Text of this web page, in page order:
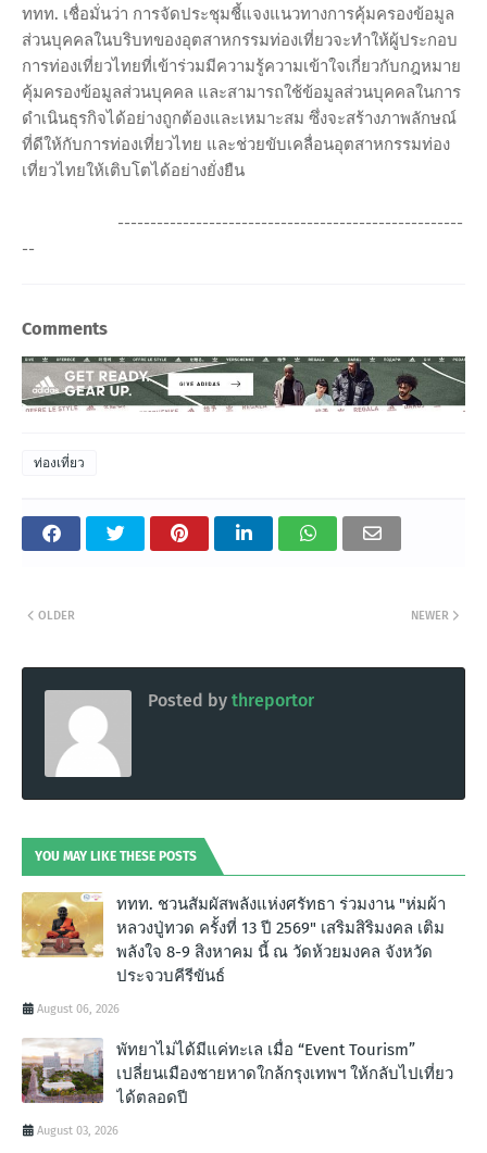
ททท. เชื่อมั่นว่า การจัดประชุมชี้แจงแนวทางการคุ้มครองข้อมูล
ส่วนบุคคลในบริบทของอุตสาหกรรมท่องเที่ยวจะทำให้ผู้ประกอบ
การท่องเที่ยวไทยที่เข้าร่วมมีความรู้ความเข้าใจเกี่ยวกับกฎหมาย
คุ้มครองข้อมูลส่วนบุคคล และสามารถใช้ข้อมูลส่วนบุคคลในการ
ดำเนินธุรกิจได้อย่างถูกต้องและเหมาะสม ซึ่งจะสร้างภาพลักษณ์
ที่ดีให้กับการท่องเที่ยวไทย และช่วยขับเคลื่อนอุตสาหกรรมท่อง
เที่ยวไทยให้เติบโตได้อย่างยั่งยืน
-----------------------------------------------------
--
Comments
ท่องเที่ยว
NEWER
OLDER
Posted by threportor
YOU MAY LIKE THESE POSTS
ททท. ชวนสัมผัสพลังแห่งศรัทธา ร่วมงาน "ห่มผ้า
หลวงปู่ทวด ครั้งที่ 13 ปี 2569" เสริมสิริมงคล เติม
พลังใจ 8-9 สิงหาคม นี้ ณ วัดห้วยมงคล จังหวัด
ประจวบคีรีขันธ์
August 06, 2026
พัทยาไม่ได้มีแค่ทะเล เมื่อ “Event Tourism”
เปลี่ยนเมืองชายหาดใกล้กรุงเทพฯ ให้กลับไปเที่ยว
ได้ตลอดปี
August 03, 2026